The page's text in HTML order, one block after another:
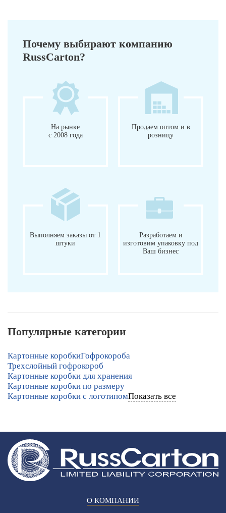
Почему выбирают компанию
RussCarton?
На рынке
с 2008 года
Продаем оптом и в
розницу
Выполняем заказы от 1
штуки
Разработаем и
изготовим упаковку под
Ваш бизнес
Популярные категории
Картонные коробкиГофрокороба
Трехслойный гофрокороб
Картонные коробки для хранения
Картонные коробки по размеру
Картонные коробки с логотипомПоказать все
О КОМПАНИИ